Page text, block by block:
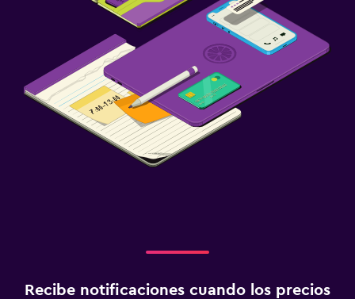
Recibe notificaciones cuando los precios